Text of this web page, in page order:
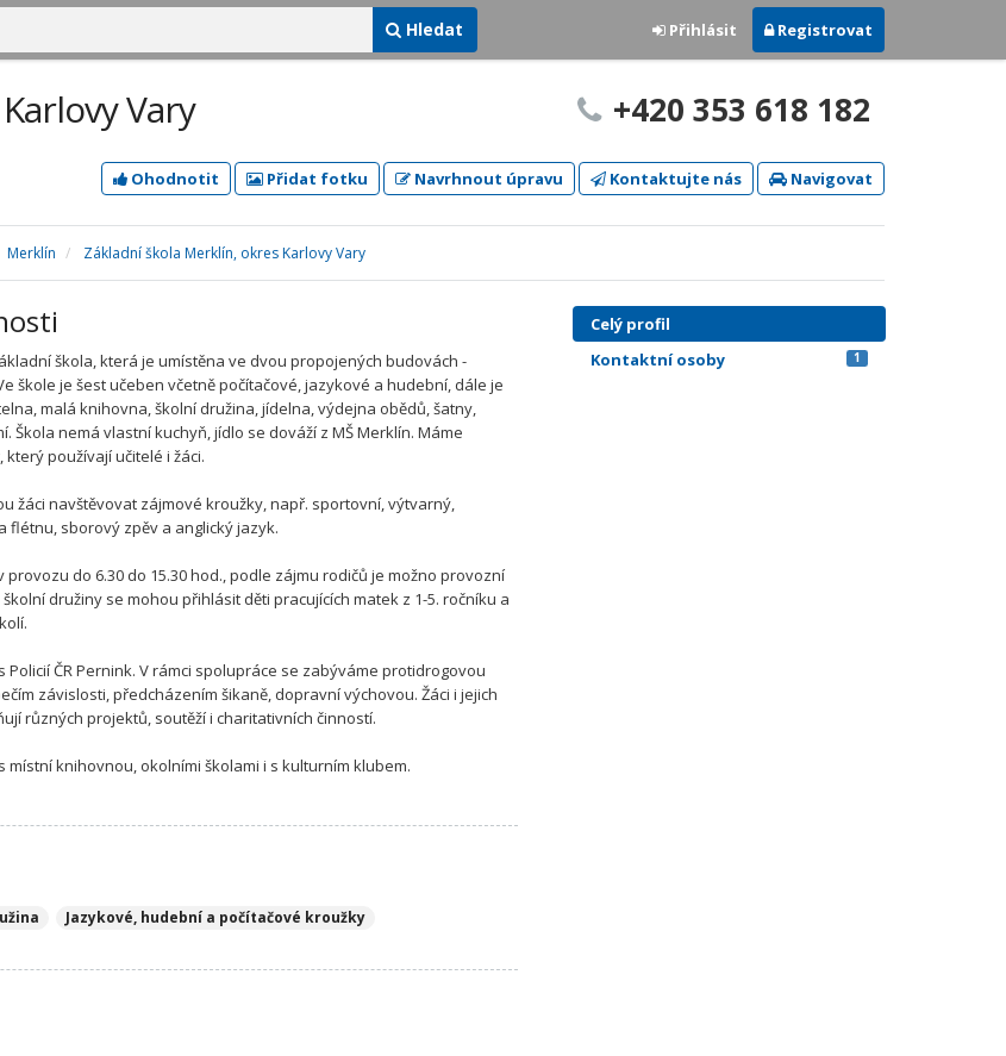
Hledat Přihlásit Registrovat
Vary +420 353 618 182
Ohodnotit Přidat fotku Navrhnout úpravu Kontaktujte nás Navigovat
Merklín Základní škola Merklín, okres Karlovy Vary
škola, která je umístěna ve dvou propojených budovách -
škole je šest učeben včetně počítačové, jazykové a hudební, dále je
malá knihovna, školní družina, jídelna, výdejna obědů, šatny,
Škola nemá vlastní kuchyň, jídlo se dováží z MŠ Merklín. Máme
používají učitelé i žáci.
žáci navštěvovat zájmové kroužky, např. sportovní, výtvarný,
flétnu, sborový zpěv a anglický jazyk.
provozu do 6.30 do 15.30 hod., podle zájmu rodičů je možno provozní
družiny se mohou přihlásit děti pracujících matek z 1-5. ročníku a
Policií ČR Pernink. V rámci spolupráce se zabýváme protidrogovou
závislosti, předcházením šikaně, dopravní výchovou. Žáci i jejich
různých projektů, soutěží i charitativních činností.
místní knihovnou, okolními školami i s kulturním klubem.
Jazykové, hudební a počítačové kroužky
Celý profil
Kontaktní osoby
1